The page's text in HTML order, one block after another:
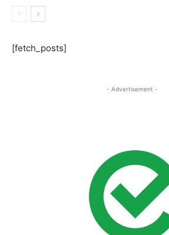
[fetch_posts]
- Advertisement -